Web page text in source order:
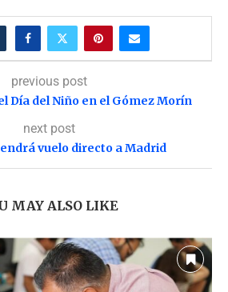
previous post
Día del Niño en el Gómez Morín
next post
vuelo directo a Madrid
MAY ALSO LIKE